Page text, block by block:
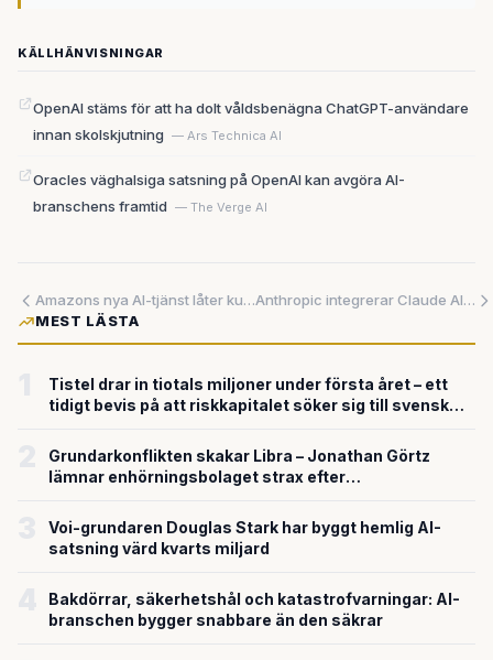
KÄLLHÄNVISNINGAR
OpenAI stäms för att ha dolt våldsbenägna ChatGPT-användare
innan skolskjutning — Ars Technica AI
Oracles väghalsiga satsning på OpenAI kan avgöra AI-
branschens framtid — The Verge AI
Amazons nya AI-tjänst låter kunder chatta sig till rätt köp
Anthropic integrerar Claude AI i kreativa program – eran efter isolerade chatbottar börjar ta slut
MEST LÄSTA
Tistel drar in tiotals miljoner under första året – ett
tidigt bevis på att riskkapitalet söker sig till svensk
Grundarkonflikten skakar Libra – Jonathan Görtz
lämnar enhörningsbolaget strax efter
Voi-grundaren Douglas Stark har byggt hemlig AI-
satsning värd kvarts miljard
Bakdörrar, säkerhetshål och katastrofvarningar: AI-
branschen bygger snabbare än den säkrar